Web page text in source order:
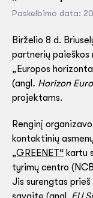
Paskelbimo data:
Birželio 8 d.
partnerių
„Europos
(angl . Horizon
projektams.
Renginį
kontaktinių
„GREENET“ kartu
tyrimų centro
Jis surengtas